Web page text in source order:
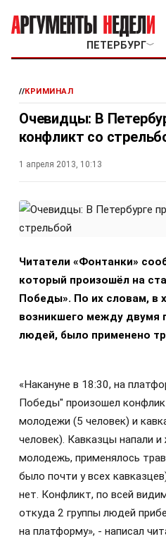
ПЕТЕРБУРГ﹀
//КРИМИНАЛ
Очевидцы: В
конфликт со
1 апреля 2013, 10:13
Читатели «Фонтанки»
который произошёл на
Победы». По их словам, в
возникшего между двумя
людей, было применено
«Накануне в 18:30, на
Победы" произошел
молодежи (5 человек) и
человек). Кавказцы напали
молодежь, применялось
было почти у всех
нет. Конфликт, по всей
откуда 2 группы людей
на платформу», - написал